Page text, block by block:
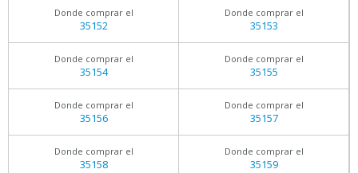
Donde comprar el
35152
Donde comprar el
35153
Donde comprar el
35154
Donde comprar el
35155
Donde comprar el
35156
Donde comprar el
35157
Donde comprar el
35158
Donde comprar el
35159